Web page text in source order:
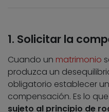
1. Solicitar la
Cuando un matrimonio
produzca un
obligatorio establecer
compensación. Es lo
sujeto al principio de